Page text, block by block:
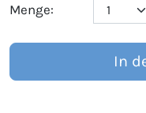
Menge:
In